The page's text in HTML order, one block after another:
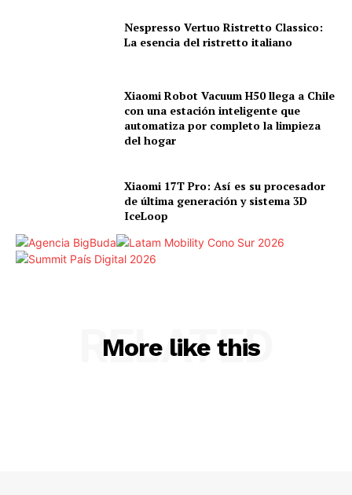
Nespresso Vertuo Ristretto Classico:
La esencia del ristretto italiano
Xiaomi Robot Vacuum H50 llega a Chile
con una estación inteligente que
automatiza por completo la limpieza
del hogar
Xiaomi 17T Pro: Así es su procesador
de última generación y sistema 3D
IceLoop
More like this
RELATED